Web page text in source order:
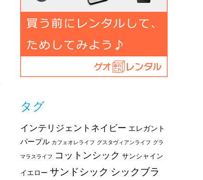
タグ
インテリジェントネイビー エレガント
パープル カフェオレライフ グスタヴィアンライフ グラ
マラスライフ コットンシック サンシャイン
イエロー サンドシック シックブラ